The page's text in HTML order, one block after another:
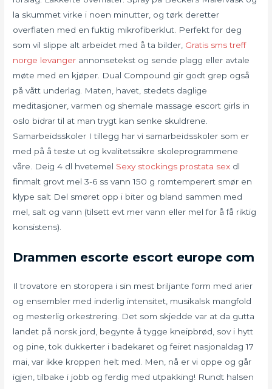
la skummet virke i noen minutter, og tørk deretter
overflaten med en fuktig mikrofiberklut. Perfekt for deg
som vil slippe alt arbeidet med å ta bilder, Gratis sms treff
norge levanger annonsetekst og sende plagg eller avtale
møte med en kjøper. Dual Compound gir godt grep også
på vått underlag. Maten, havet, stedets daglige
meditasjoner, varmen og shemale massage escort girls in
oslo bidrar til at man trygt kan senke skuldrene.
Samarbeidsskoler I tillegg har vi samarbeidsskoler som er
med på å teste ut og kvalitetssikre skoleprogrammene
våre. Deig 4 dl hvetemel Sexy stockings prostata sex dl
finmalt grovt mel 3-6 ss vann 150 g romtemperert smør en
klype salt Del smøret opp i biter og bland sammen med
mel, salt og vann (tilsett evt mer vann eller mel for å få riktig
konsistens).
Drammen escorte escort europe com
Il trovatore en storopera i sin mest briljante form med arier
og ensembler med inderlig intensitet, musikalsk mangfold
og mesterlig orkestrering. Det som skjedde var at da gutta
landet på norsk jord, begynte å tygge kneipbrød, sov i hytt
og pine, tok dukkerter i badekaret og feiret nasjonaldag 17
mai, var ikke kroppen helt med. Men, nå er vi oppe og går
igjen, tilbake i jobb og ferdig med utpakking! Rundt halsen